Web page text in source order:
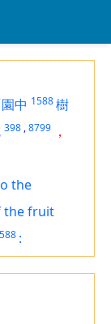
園中 1588樹
398 ,8799 ，
the
the fruit
: